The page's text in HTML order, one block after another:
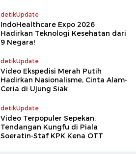
detikUpdate
IndoHealthcare Expo 2026
Hadirkan Teknologi Kesehatan dari
9 Negara!
detikUpdate
Video Ekspedisi Merah Putih
Hadirkan Nasionalisme, Cinta Alam-
Ceria di Ujung Siak
detikUpdate
Video Terpopuler Sepekan:
Tendangan Kungfu di Piala
Soeratin-Staf KPK Kena OTT